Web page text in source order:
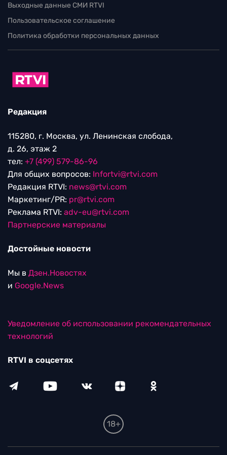
Выходные данные СМИ RTVI
Пользовательское соглашение
Политика обработки персональных данных
Редакция
115280, г. Москва, ул. Ленинская слобода,
д. 26, этаж 2
тел: +7 (499) 579-86-96
Для общих вопросов: Infortvi@rtvi.com
Редакция RTVI: news@rtvi.com
Маркетинг/PR: pr@rtvi.com
Реклама RTVI: adv-eu@rtvi.com
Партнерские материалы
Достойные новости
Мы в Дзен.Новостях
и Google.News
Уведомление об использовании рекомендательных
технологий
RTVI в соцсетях
18+